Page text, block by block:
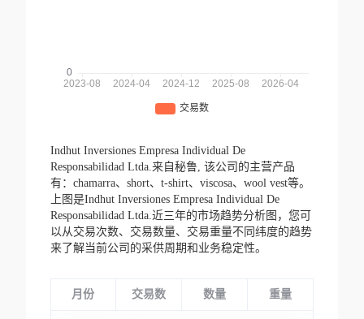
Indhut Inversiones Empresa Individual De
Responsabilidad Ltda.来自秘鲁, 该公司的主营产品
有：chamarra、short、t-shirt、viscosa、wool vest等。
上图是Indhut Inversiones Empresa Individual De
Responsabilidad Ltda.近三年的市场趋势分析图，您可
以从交易次数、交易数量、交易重量不同纬度的趋势
来了解当前公司的采供周期和业务稳定性。
月份 交易数 数量 重量